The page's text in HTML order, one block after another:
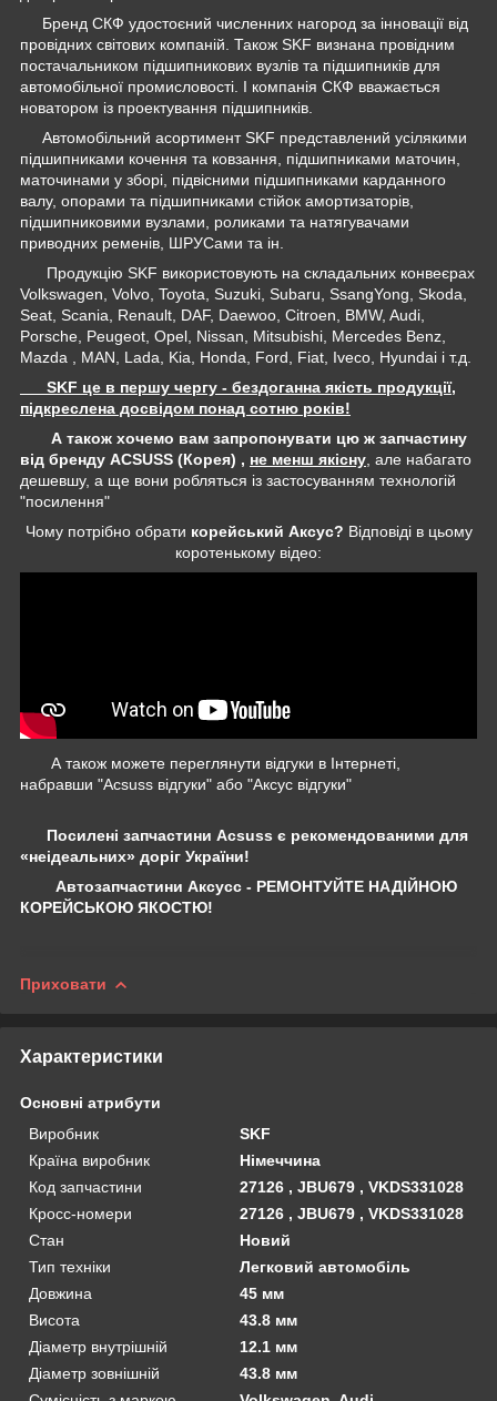
Бренд СКФ удостоєний численних нагород за інновації від
провідних світових компаній. Також SKF визнана провідним
постачальником підшипникових вузлів та підшипників для
автомобільної промисловості. І компанія СКФ вважається
новатором із проектування підшипників.
Автомобільний асортимент SKF представлений усілякими
підшипниками кочення та ковзання, підшипниками маточин,
маточинами у зборі, підвісними підшипниками карданного
валу, опорами та підшипниками стійок амортизаторів,
підшипниковими вузлами, роликами та натягувачами
приводних ременів, ШРУСами та ін.
Продукцію SKF використовують на складальних конвеєрах
Volkswagen, Volvo, Toyota, Suzuki, Subaru, SsangYong, Skoda,
Seat, Scania, Renault, DAF, Daewoo, Citroen, BMW, Audi,
Porsche, Peugeot, Opel, Nissan, Mitsubishi, Mercedes Benz,
Mazda , MAN, Lada, Kia, Honda, Ford, Fiat, Iveco, Hyundai і т.д.
SKF це в першу чергу - бездоганна якість продукції,
підкреслена досвідом понад сотню років!
А також хочемо вам запропонувати цю ж запчастину
від бренду ACSUSS (Корея) , не менш якісну , але набагато
дешевшу, а ще вони робляться із застосуванням технологій
"посилення"
Чому потрібно обрати корейський Аксус? Відповіді в цьому
коротенькому відео:
А також можете переглянути відгуки в Інтернеті,
набравши "Acsuss відгуки" або "Аксус відгуки"
Посилені запчастини Acsuss є рекомендованими для
«неідеальних» доріг України!
Автозапчастини Аксусс - РЕМОНТУЙТЕ НАДІЙНОЮ
КОРЕЙСЬКОЮ ЯКОСТЮ!
Приховати
Характеристики
Основні атрибути
Виробник
SKF
Країна виробник
Німеччина
Код запчастини
27126 , JBU679 , VKDS331028
Кросс-номери
27126 , JBU679 , VKDS331028
Стан
Новий
Тип техніки
Легковий автомобіль
Довжина
45 мм
Висота
43.8 мм
Діаметр внутрішній
12.1 мм
Діаметр зовнішній
43.8 мм